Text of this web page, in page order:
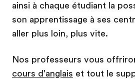
ainsi à chaque étudiant la
son apprentissage à ses
aller plus loin, plus vite.
Nos professeurs vous
cours d'anglais et tout le